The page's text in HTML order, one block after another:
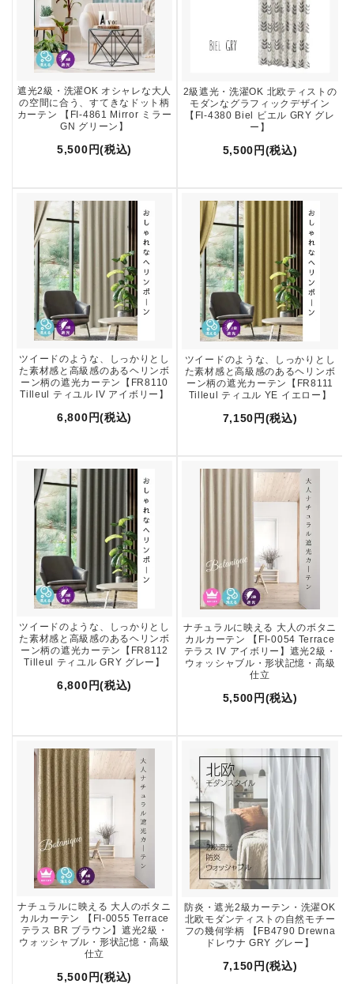
遮光2級・洗濯OK オシャレな大人
の空間に合う、すてきなドット柄
カーテン 【FI-4861 Mirror ミラー
GN グリーン】
5,500円(税込)
2級遮光・洗濯OK 北欧ティストの
モダンなグラフィックデザイン
【FI-4380 Biel ビエル GRY グレ
ー】
5,500円(税込)
ツイードのような、しっかりとし
た素材感と高級感のあるヘリンボ
ーン柄の遮光カーテン【FR8110
Tilleul ティユル IV アイボリー】
6,800円(税込)
ツイードのような、しっかりとし
た素材感と高級感のあるヘリンボ
ーン柄の遮光カーテン【FR8111
Tilleul ティユル YE イエロー】
7,150円(税込)
ツイードのような、しっかりとし
た素材感と高級感のあるヘリンボ
ーン柄の遮光カーテン【FR8112
Tilleul ティユル GRY グレー】
6,800円(税込)
ナチュラルに映える 大人のボタニ
カルカーテン 【FI-0054 Terrace
テラス IV アイボリー】遮光2級・
ウォッシャブル・形状記憶・高級
仕立
5,500円(税込)
ナチュラルに映える 大人のボタニ
カルカーテン 【FI-0055 Terrace
テラス BR ブラウン】遮光2級・
ウォッシャブル・形状記憶・高級
仕立
5,500円(税込)
防炎・遮光2級カーテン・洗濯OK
北欧モダンティストの自然モチー
フの幾何学柄 【FB4790 Drewna
ドレウナ GRY グレー】
7,150円(税込)